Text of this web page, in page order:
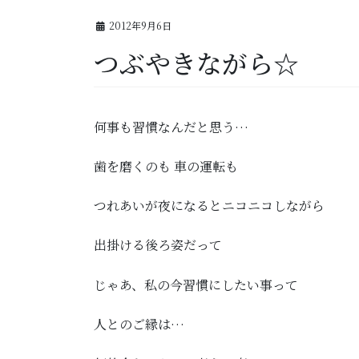
2012年9月6日
つぶやきながら☆
何事も習慣なんだと思う…
歯を磨くのも 車の運転も
つれあいが夜になるとニコニコしながら
出掛ける後ろ姿だって
じゃあ、私の今習慣にしたい事って
人とのご縁は…